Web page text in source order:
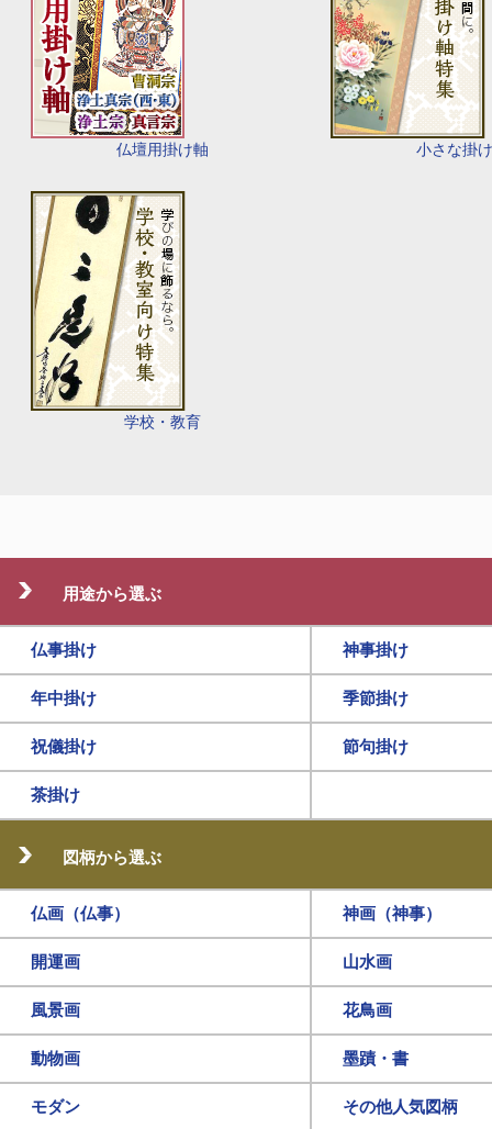
仏壇用掛け軸 小さな掛
学校・教育
用途から選ぶ
仏事掛け 神事掛け
年中掛け 季節掛け
祝儀掛け 節句掛け
茶掛け
図柄から選ぶ
仏画（仏事） 神画（神事）
開運画 山水画
風景画 花鳥画
動物画 墨蹟・書
モダン その他人気図柄